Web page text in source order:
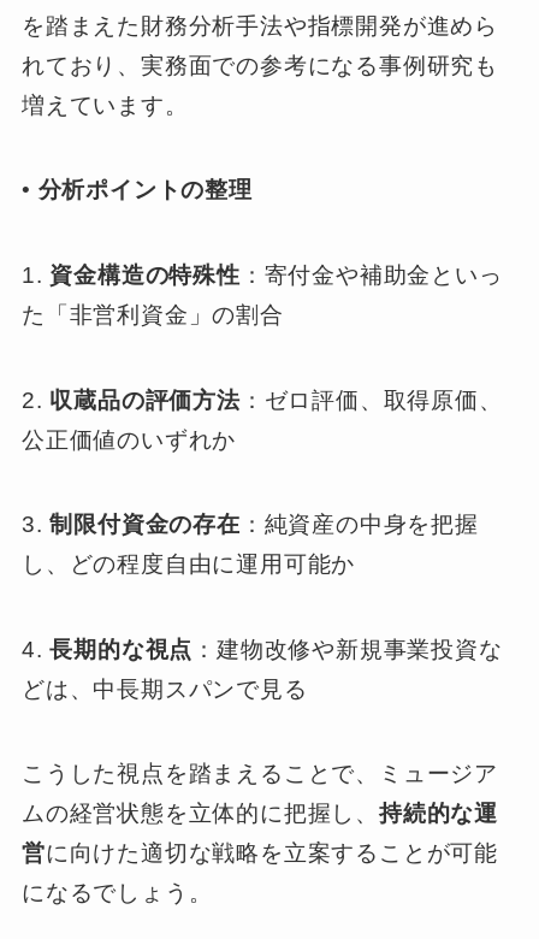
を踏まえた財務分析手法や指標開発が進めら
れており、実務面での参考になる事例研究も
増えています。
• 分析ポイントの整理
1. 資金構造の特殊性 ：寄付金や補助金といっ
た「非営利資金」の割合
2. 収蔵品の評価方法：ゼロ評価、取得原価、
公正価値のいずれか
3.制限付資金の存在 ：純資産の中身を把握
し、どの程度自由に運用可能か
4.長期的な視点 ：建物改修や新規事業投資な
どは、中長期スパンで見る
こうした視点を踏まえることで、ミュージア
ムの経営状態を立体的に把握し、持続的な運
営に向けた適切な戦略を立案することが可能
になるでしょう。